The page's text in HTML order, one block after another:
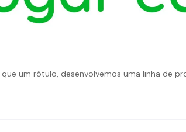
um rótulo, desenvolvemos uma linha de